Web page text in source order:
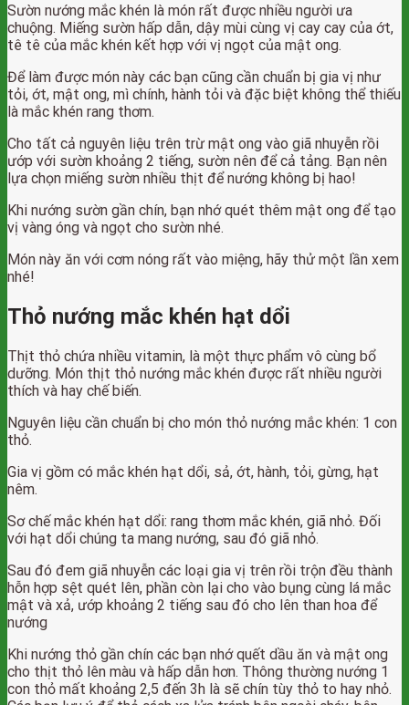
Sườn nướng mắc khén là món rất được nhiều người ưa
chuộng. Miếng sườn hấp dẫn, dậy mùi cùng vị cay cay của ớt,
tê tê của mắc khén kết hợp với vị ngọt của mật ong.
Để làm được món này các bạn cũng cần chuẩn bị gia vị như
tỏi, ớt, mật ong, mì chính, hành tỏi và đặc biệt không thể thiếu
là mắc khén rang thơm.
Cho tất cả nguyên liệu trên trừ mật ong vào giã nhuyễn rồi
ướp với sườn khoảng 2 tiếng, sườn nên để cả tảng. Bạn nên
lựa chọn miếng sườn nhiều thịt để nướng không bị hao!
Khi nướng sườn gần chín, bạn nhớ quét thêm mật ong để tạo
vị vàng óng và ngọt cho sườn nhé.
Món này ăn với cơm nóng rất vào miệng, hãy thử một lần xem
nhé!
Thỏ nướng mắc khén hạt dổi
Thịt thỏ chứa nhiều vitamin, là một thực phẩm vô cùng bổ
dưỡng. Món thịt thỏ nướng mắc khén được rất nhiều người
thích và hay chế biến.
Nguyên liệu cần chuẩn bị cho món thỏ nướng mắc khén: 1 con
thỏ.
Gia vị gồm có mắc khén hạt dổi, sả, ớt, hành, tỏi, gừng, hạt
nêm.
Sơ chế mắc khén hạt dổi: rang thơm mắc khén, giã nhỏ. Đối
với hạt dổi chúng ta mang nướng, sau đó giã nhỏ.
Sau đó đem giã nhuyễn các loại gia vị trên rồi trộn đều thành
hỗn hợp sệt quét lên, phần còn lại cho vào bụng cùng lá mắc
mật và xả, ướp khoảng 2 tiếng sau đó cho lên than hoa để
nướng
Khi nướng thỏ gần chín các bạn nhớ quết dầu ăn và mật ong
cho thịt thỏ lên màu và hấp dẫn hơn. Thông thường nướng 1
con thỏ mất khoảng 2,5 đến 3h là sẽ chín tùy thỏ to hay nhỏ.